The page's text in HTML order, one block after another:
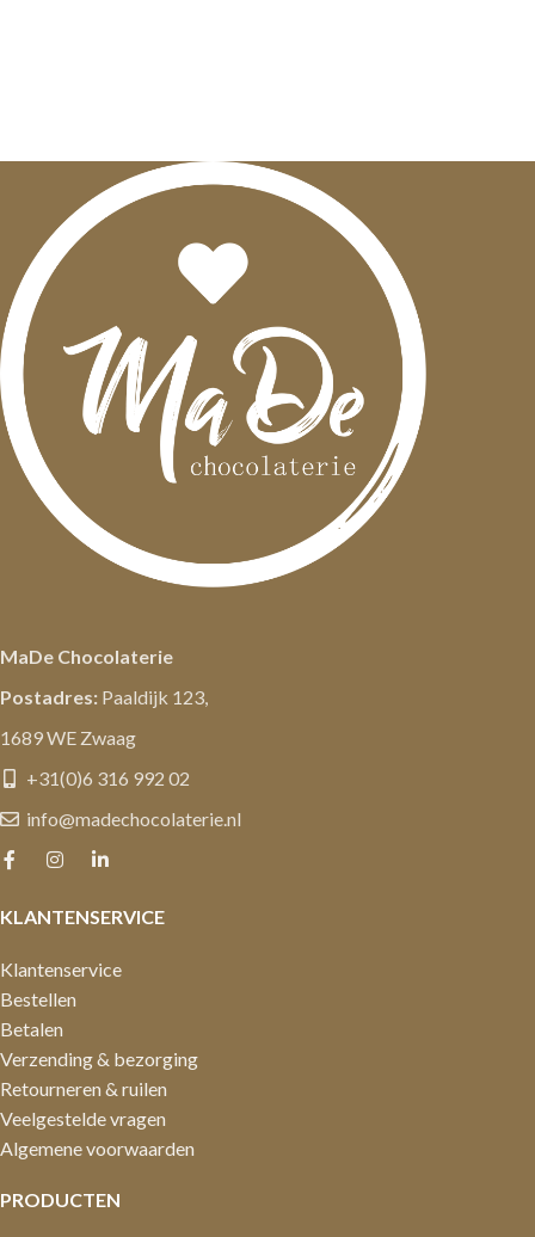
MaDe Chocolaterie
Postadres: Paaldijk 123,
1689 WE Zwaag
+31(0)6 316 992 02
info@madechocolaterie.nl
KLANTENSERVICE
Klantenservice
Bestellen
Betalen
Verzending & bezorging
Retourneren & ruilen
Veelgestelde vragen
Algemene voorwaarden
PRODUCTEN